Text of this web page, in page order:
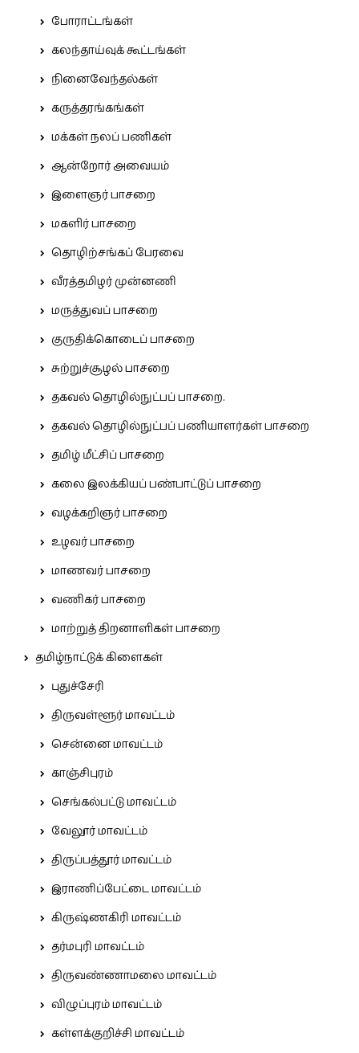
போராட்டங்கள்
கலந்தாய்வுக் கூட்டங்கள்
நினைவேந்தல்கள்
கருத்தரங்கங்கள்
மக்கள் நலப் பணிகள்
ஆன்றோர் அவையம்
இளைஞர் பாசறை
மகளிர் பாசறை
தொழிற்சங்கப் பேரவை
வீரத்தமிழர் முன்னணி
மருத்துவப் பாசறை
குருதிக்கொடைப் பாசறை
சுற்றுச்சூழல் பாசறை
தகவல் தொழில்நுட்பப் பாசறை.
தகவல் தொழில்நுட்பப் பணியாளர்கள் பாசறை
தமிழ் மீட்சிப் பாசறை
கலை இலக்கியப் பண்பாட்டுப் பாசறை
வழக்கறிஞர் பாசறை
உழவர் பாசறை
மாணவர் பாசறை
வணிகர் பாசறை
மாற்றுத் திறனாளிகள் பாசறை
தமிழ்நாட்டுக் கிளைகள்
புதுச்சேரி
திருவள்ளூர் மாவட்டம்
சென்னை மாவட்டம்
காஞ்சிபுரம்
செங்கல்பட்டு மாவட்டம்
வேலூர் மாவட்டம்
திருப்பத்தூர் மாவட்டம்
இராணிப்பேட்டை மாவட்டம்
கிருஷ்ணகிரி மாவட்டம்
தர்மபுரி மாவட்டம்
திருவண்ணாமலை மாவட்டம்
விழுப்புரம் மாவட்டம்
கள்ளக்குறிச்சி மாவட்டம்